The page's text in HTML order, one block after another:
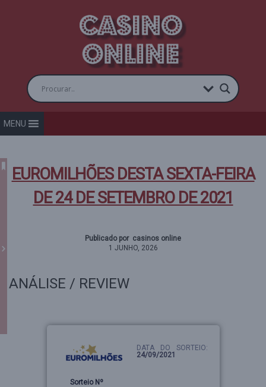
MENU
EUROMILHÕES DESTA SEXTA-FEIRA
DE 24 DE SETEMBRO DE 2021
Publicado por casinos online
1 JUNHO, 2026
ANÁLISE / REVIEW
DATA DO SORTEIO:
24/09/2021
Sorteio Nº